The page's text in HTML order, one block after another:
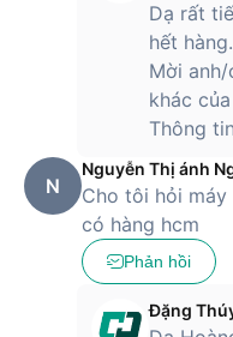
Dạ rất
hết
Mời
khác
Thông
N
Nguyễn Thị ánh
Cho tôi hỏi máy
có hàng hcm
Phản hồi
Đặng